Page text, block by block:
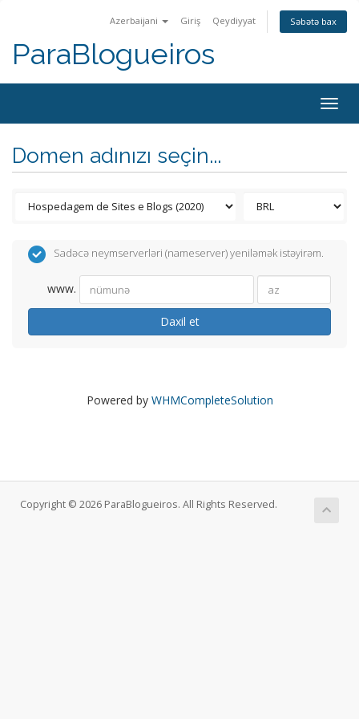
Azerbaijani Giriş Qeydiyyat Səbətə bax
ParaBlogueiros
Domen adınızı seçin...
Sadəcə neymserverləri (nameserver) yeniləmək istəyirəm.
www.
Daxil et
Powered by WHMCompleteSolution
Copyright © 2026 ParaBlogueiros. All Rights Reserved.